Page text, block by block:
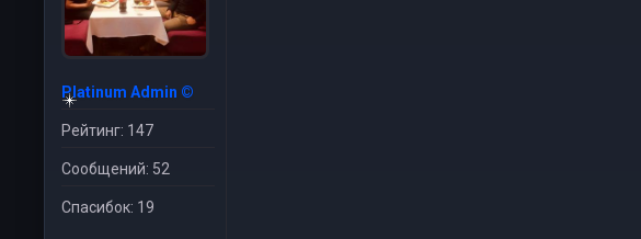
Platinum Admin ©
Рейтинг: 147
Сообщений: 52
Спасибок: 19